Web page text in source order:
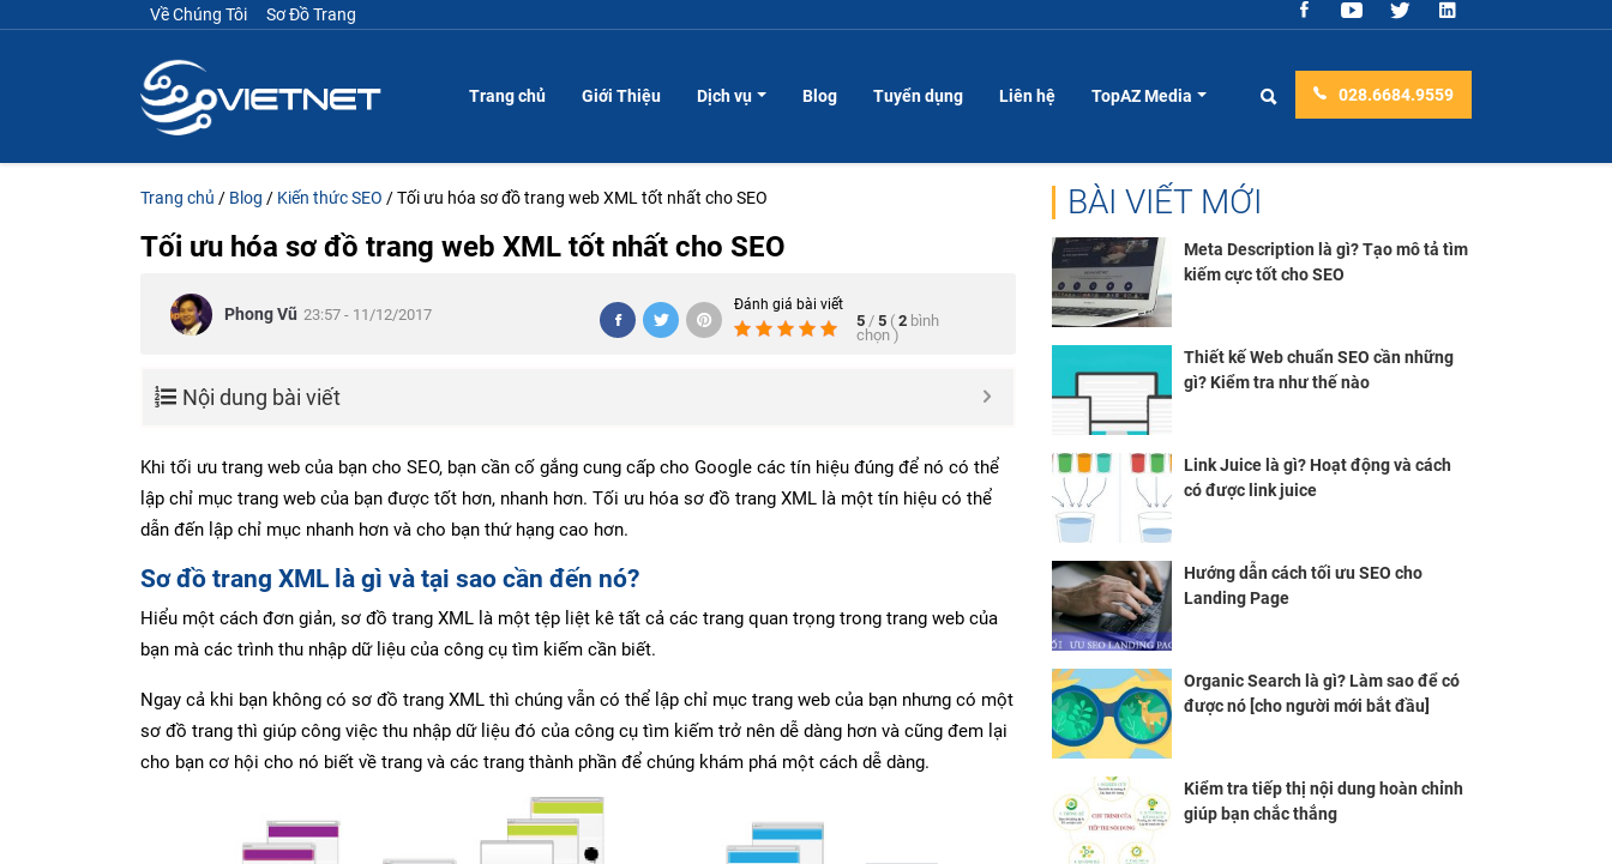
Về Chúng Tôi Sơ Đồ Trang
Trang chủ Giới Thiệu Dịch vụ Blog Tuyển dụng Liên hệ TopAZ Media 028.6684.9559
Trang chủ / Blog / Kiến thức SEO /Tối ưu hóa sơ đồ trang web XML tốt nhất cho SEO
Tối ưu hóa sơ đồ trang web XML tốt nhất cho SEO
Phong Vũ 23:57 - 11/12/2017
Đánh giá bài viết
5 / 5 ( 2 bình
chọn )
Nội dung bài viết
Khi tối ưu trang web của bạn cho SEO, bạn cần cố gắng cung cấp cho Google các tín hiệu đúng để nó có thể
lập chỉ mục trang web của bạn được tốt hơn, nhanh hơn. Tối ưu hóa sơ đồ trang XML là một tín hiệu có thể
dẫn đến lập chỉ mục nhanh hơn và cho bạn thứ hạng cao hơn.
Sơ đồ trang XML là gì và tại sao cần đến nó?
Hiểu một cách đơn giản, sơ đồ trang XML là một tệp liệt kê tất cả các trang quan trọng trong trang web của
bạn mà các trình thu nhập dữ liệu của công cụ tìm kiếm cần biết.
Ngay cả khi bạn không có sơ đồ trang XML thì chúng vẫn có thể lập chỉ mục trang web của bạn nhưng có một
sơ đồ trang thì giúp công việc thu nhập dữ liệu đó của công cụ tìm kiếm trở nên dễ dàng hơn và cũng đem lại
cho bạn cơ hội cho nó biết về trang và các trang thành phần để chúng khám phá một cách dễ dàng.
BÀI VIẾT MỚI
Meta Description là gì? Tạo mô tả tìm
kiếm cực tốt cho SEO
Thiết kế Web chuẩn SEO cần những
gì? Kiểm tra như thế nào
Link Juice là gì? Hoạt động và cách
có được link juice
Hướng dẫn cách tối ưu SEO cho
Landing Page
Organic Search là gì? Làm sao để có
được nó [cho người mới bắt đầu]
Kiểm tra tiếp thị nội dung hoàn chỉnh
giúp bạn chắc thắng